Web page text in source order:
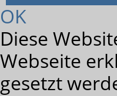
OK
Diese
Webseite
gesetzt